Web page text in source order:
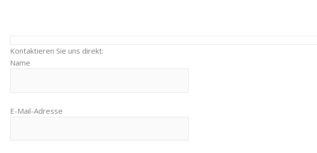
Kontaktieren Sie uns direkt:
Name
E-Mail-Adresse